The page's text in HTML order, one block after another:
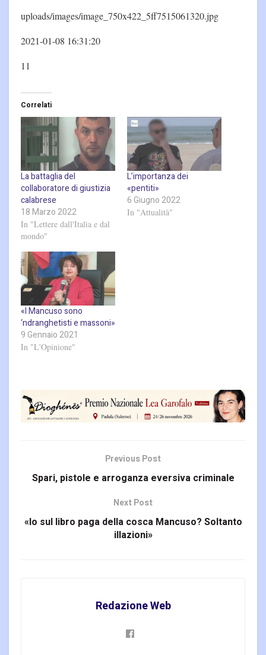
uploads/images/image_750x422_5ff7515061320.jpg
2021-01-08 16:31:20
11
Correlati
La battaglia del
collaboratore di giustizia
calabrese
18 Marzo 2022
In "Lettere dall'Italia e dal
mondo"
L’importanza dei
«pentiti»
6 Giugno 2022
In "Attualità"
«I Mancuso sono
‘ndranghetisti e massoni»
9 Gennaio 2021
In "L'Opinione"
Previous Post
Spari, pistole e arroganza eversiva criminale
Next Post
«Io sul libro paga della cosca Mancuso? Soltanto
illazioni»
Redazione Web